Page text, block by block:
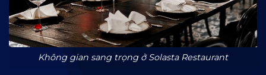
Không gian sang trọng ở Solasta Restaurant